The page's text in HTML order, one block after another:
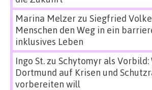
Marina Melzerzu Siegfried
Menschen den Weg in ein
inklusives Leben
Ingo St.zu Schytomyr als Vorbild:
Dortmund auf Krisen und
vorbereiten will